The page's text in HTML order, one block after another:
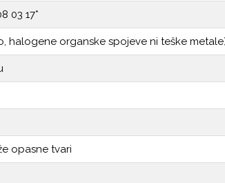
03 17*
halogene organske spojeve ni teške
opasne tvari